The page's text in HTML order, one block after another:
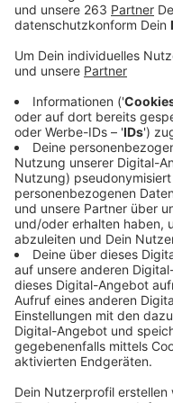
Vor fast genau einem
ganz Deutschland und
Am 11. März
Freudenberg und
nahegelegenen Wald
Luise wurde im Wald
zahlreichen
die Tat geplant
und vor dem Gesetz
Tat für sie wohl doch
die Westfalenpost
die Täterinnen. Sie
spielt das Alter der
das Landgericht
162.000 Euro
Ob und wann